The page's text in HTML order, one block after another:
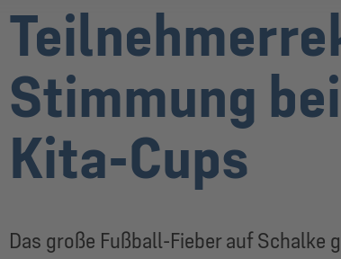
Stimmung
Kita-Cups
Das große Fußball-Fieber auf